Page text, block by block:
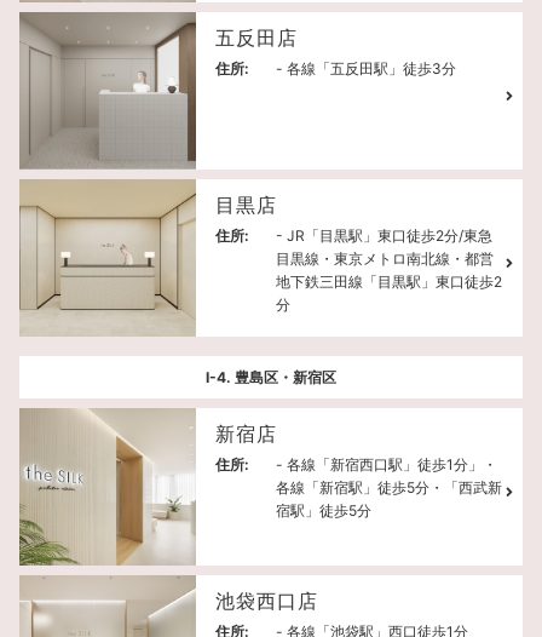
五反田店
住所: - 各線「五反田駅」徒歩3分
目黒店
住所:
- JR「目黒駅」東口徒歩2分/東急
目黒線・東京メトロ南北線・都営
地下鉄三田線「目黒駅」東口徒歩2
分
Ⅰ-4. 豊島区・新宿区
新宿店
住所:
- 各線「新宿西口駅」徒歩1分」・
各線「新宿駅」徒歩5分・「西武新
宿駅」徒歩5分
池袋西口店
住所: - 各線「池袋駅」西口徒歩1分